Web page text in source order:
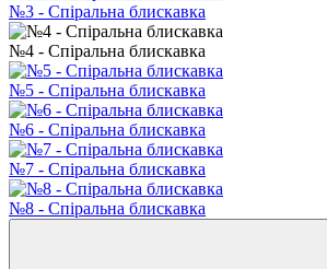
№3 - Спіральна блискавка
№4 - Спіральна блискавка
№5 - Спіральна блискавка
№6 - Спіральна блискавка
№7 - Спіральна блискавка
№8 - Спіральна блискавка